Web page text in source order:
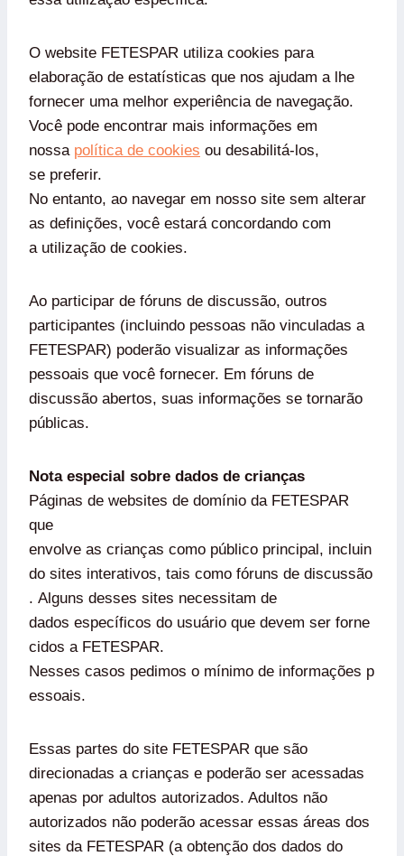
O website FETESPAR utiliza cookies para
elaboração de estatísticas que nos ajudam a lhe
fornecer uma melhor experiência de navegação.
Você pode encontrar mais informações em
nossa política de cookies ou desabilitá-los,
se preferir.
No entanto, ao navegar em nosso site sem alterar
as definições, você estará concordando com
a utilização de cookies.
Ao participar de fóruns de discussão, outros
participantes (incluindo pessoas não vinculadas a
FETESPAR) poderão visualizar as informações
pessoais que você fornecer. Em fóruns de
discussão abertos, suas informações se tornarão
públicas.
Nota especial sobre dados de crianças
Páginas de websites de domínio da FETESPAR
que
envolve as crianças como público principal, incluin
do sites interativos, tais como fóruns de discussão
. Alguns desses sites necessitam de
dados específicos do usuário que devem ser forne
cidos a FETESPAR.
Nesses casos pedimos o mínimo de informações p
essoais.
Essas partes do site FETESPAR que são
direcionadas a crianças e poderão ser acessadas
apenas por adultos autorizados. Adultos não
autorizados não poderão acessar essas áreas dos
sites da FETESPAR (a obtenção dos dados do